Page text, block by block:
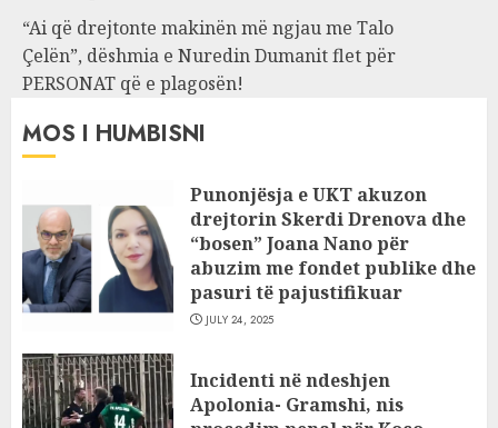
“Ai që drejtonte makinën më ngjau me Talo
Çelën”, dëshmia e Nuredin Dumanit flet për
PERSONAT që e plagosën!
MOS I HUMBISNI
Punonjësja e UKT akuzon
drejtorin Skerdi Drenova dhe
“bosen” Joana Nano për
abuzim me fondet publike dhe
pasuri të pajustifikuar
JULY 24, 2025
Incidenti në ndeshjen
Apolonia- Gramshi, nis